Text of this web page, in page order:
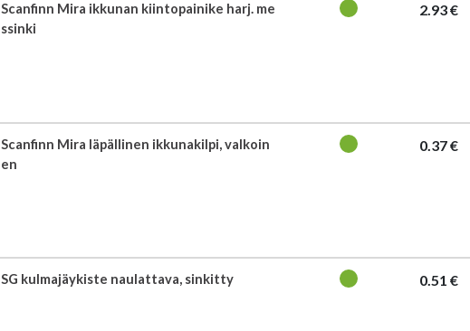
Scanfinn Mira ikkunan kiintopainike harj. me
ssinki
2.93 €
Scanfinn Mira läpällinen ikkunakilpi, valkoin
en
0.37 €
SG kulmajäykiste naulattava, sinkitty 0.51 €